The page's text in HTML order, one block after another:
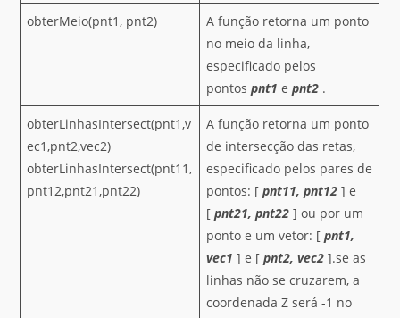
obterMeio(pnt1, pnt2)
A função retorna um ponto
no meio da linha,
especificado pelos
pontospnt1 epnt2 .
obterLinhasIntersect(pnt1,v
ec1,pnt2,vec2)
obterLinhasIntersect(pnt11,
pnt12,pnt21,pnt22)
A função retorna um ponto
de intersecção das retas,
especificado pelos pares de
pontos: [pnt11, pnt12 ] e
[pnt21, pnt22 ] ou por um
ponto e um vetor: [pnt1,
vec1 ] e [pnt2, vec2 ].se as
linhas não se cruzarem, a
coordenada Z será -1 no